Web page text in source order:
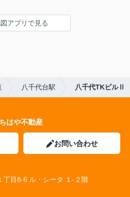
アプリで見る
八千代台駅 八千代TKビルⅡ
ちはや不動産
お問い合わせ
丁目8-6 ル・シータ １-２階